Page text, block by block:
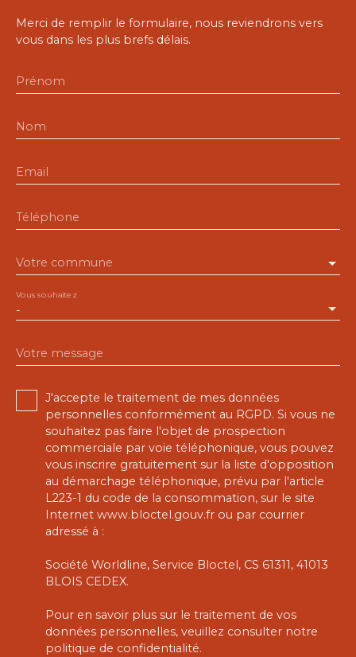
Merci de remplir le formulaire, nous reviendrons vers
vous dans les plus brefs délais.
Prénom
Nom
Email
Téléphone
Votre commune
-
Vous souhaitez
Votre message
J'accepte le traitement de mes données
personnelles conformément au RGPD. Si vous ne
souhaitez pas faire l'objet de prospection
commerciale par voie téléphonique, vous pouvez
vous inscrire gratuitement sur la liste d'opposition
au démarchage téléphonique, prévu par l'article
L223-1 du code de la consommation, sur le site
Internet www.bloctel.gouv.fr ou par courrier
adressé à :
Société Worldline, Service Bloctel, CS 61311, 41013
BLOIS CEDEX.
Pour en savoir plus sur le traitement de vos
données personnelles, veuillez consulter notre
politique de confidentialité.